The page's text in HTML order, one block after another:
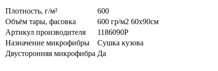
Плотность, г/м²
600
Объём тары, фасовка
600 гр/м2 60х90см
Артикул производителя
1186090P
Назначение микрофибры
Сушка кузова
Двусторонняя микрофибра Да